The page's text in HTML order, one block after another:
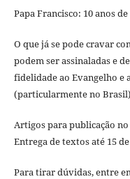
Papa Francisco: 10 anos
O que já se pode cravar
podem ser assinaladas e
fidelidade ao Evangelho e
(particularmente no
Artigos para publicação
Entrega de textos até 15
Para tirar dúvidas, entre